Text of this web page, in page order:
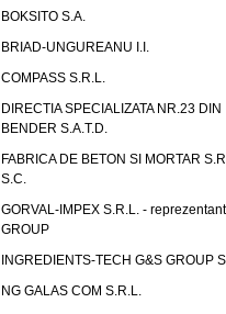
BOKSITO S.A.
BRIAD-UNGUREANU I.I.
COMPASS S.R.L.
DIRECTIA SPECIALIZATA NR.23 DIN
BENDER S.A.T.D.
FABRICA DE BETON SI MORTAR
S.C.
GORVAL-IMPEX S.R.L. -
GROUP
INGREDIENTS-TECH G&S GROUP
NG GALAS COM S.R.L.